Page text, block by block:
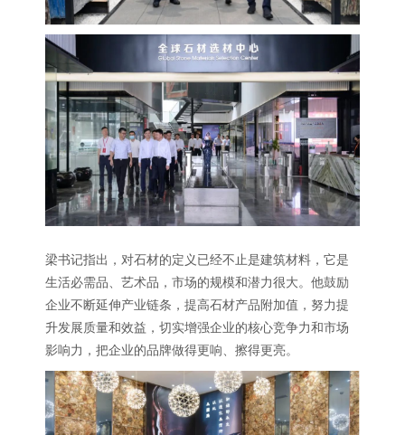
梁书记指出，对石材的定义已经不止是建筑材料，它是
生活必需品、艺术品，市场的规模和潜力很大。他鼓励
企业不断延伸产业链条，提高石材产品附加值，努力提
升发展质量和效益，切实增强企业的核心竞争力和市场
影响力，把企业的品牌做得更响、擦得更亮。